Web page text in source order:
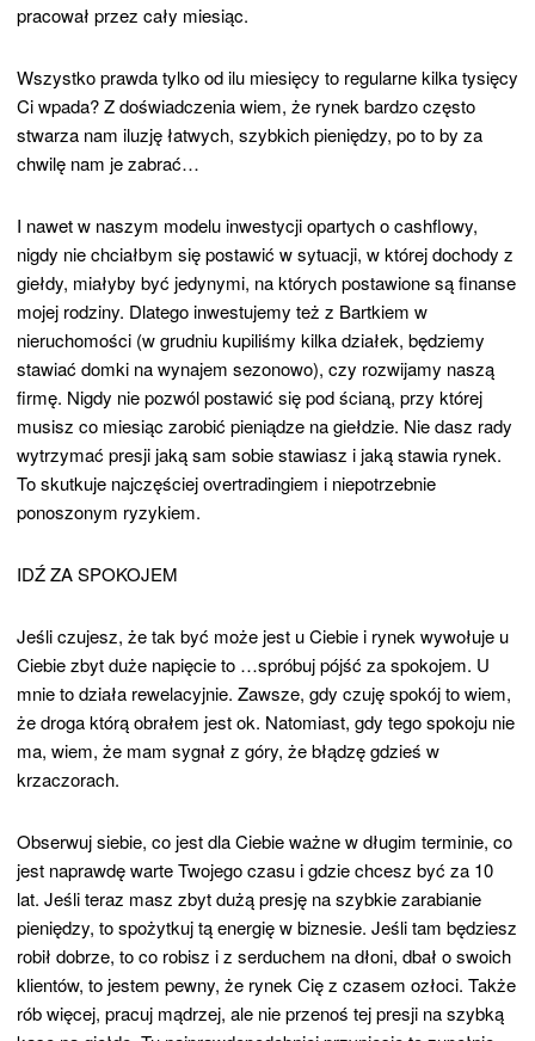
pracował przez cały miesiąc.
Wszystko prawda tylko od ilu miesięcy to regularne kilka tysięcy
Ci wpada? Z doświadczenia wiem, że rynek bardzo często
stwarza nam iluzję łatwych, szybkich pieniędzy, po to by za
chwilę nam je zabrać…
I nawet w naszym modelu inwestycji opartych o cashflowy,
nigdy nie chciałbym się postawić w sytuacji, w której dochody z
giełdy, miałyby być jedynymi, na których postawione są finanse
mojej rodziny. Dlatego inwestujemy też z Bartkiem w
nieruchomości (w grudniu kupiliśmy kilka działek, będziemy
stawiać domki na wynajem sezonowo), czy rozwijamy naszą
firmę. Nigdy nie pozwól postawić się pod ścianą, przy której
musisz co miesiąc zarobić pieniądze na giełdzie. Nie dasz rady
wytrzymać presji jaką sam sobie stawiasz i jaką stawia rynek.
To skutkuje najczęściej overtradingiem i niepotrzebnie
ponoszonym ryzykiem.
IDŹ ZA SPOKOJEM
Jeśli czujesz, że tak być może jest u Ciebie i rynek wywołuje u
Ciebie zbyt duże napięcie to …spróbuj pójść za spokojem. U
mnie to działa rewelacyjnie. Zawsze, gdy czuję spokój to wiem,
że droga którą obrałem jest ok. Natomiast, gdy tego spokoju nie
ma, wiem, że mam sygnał z góry, że błądzę gdzieś w
krzaczorach.
Obserwuj siebie, co jest dla Ciebie ważne w długim terminie, co
jest naprawdę warte Twojego czasu i gdzie chcesz być za 10
lat. Jeśli teraz masz zbyt dużą presję na szybkie zarabianie
pieniędzy, to spożytkuj tą energię w biznesie. Jeśli tam będziesz
robił dobrze, to co robisz i z serduchem na dłoni, dbał o swoich
klientów, to jestem pewny, że rynek Cię z czasem ozłoci. Także
rób więcej, pracuj mądrzej, ale nie przenoś tej presji na szybką